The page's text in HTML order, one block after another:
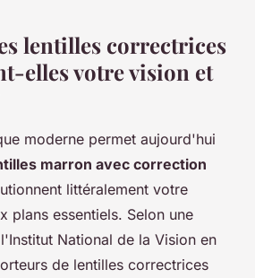
lentilles correctrices
elles votre vision et
moderne permet aujourd'hui
marron avec correction
littéralement votre
plans essentiels. Selon une
National de la Vision en
de lentilles correctrices